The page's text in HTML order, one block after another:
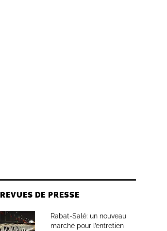
REVUES DE PRESSE
Rabat-Salé: un nouveau
marché pour l’entretien